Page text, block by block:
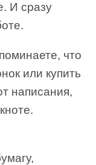
И сразу
что
или купить
написания,